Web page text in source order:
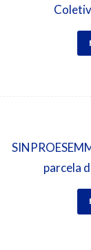
parcela